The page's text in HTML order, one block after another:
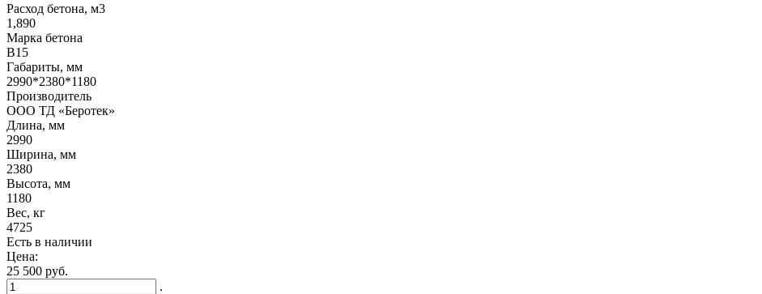
Расход бетона, м3
1,890
Марка бетона
В15
Габариты, мм
2990*2380*1180
Производитель
ООО ТД «Беротек»
Длина, мм
2990
Ширина, мм
2380
Высота, мм
1180
Вес, кг
4725
Есть в наличии
Цена:
25 500 руб.
.